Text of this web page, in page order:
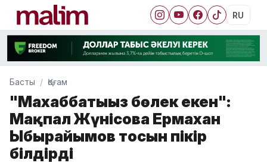
RU
Басты Қоғам
"Махаббатыңыз бөлек екен":
Мақпал Жүнісова Ермахан
Ыбырайымов тосын пікір
білдірді